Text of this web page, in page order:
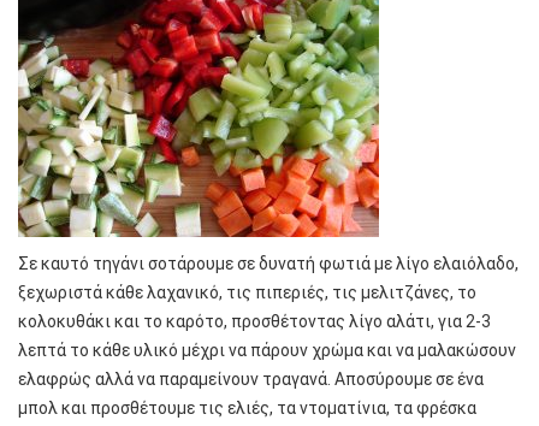
Σε καυτό τηγάνι σοτάρουμε σε δυνατή φωτιά με λίγο ελαιόλαδο,
ξεχωριστά κάθε λαχανικό, τις πιπεριές, τις μελιτζάνες, το
κολοκυθάκι και το καρότο, προσθέτοντας λίγο αλάτι, για 2-3
λεπτά το κάθε υλικό μέχρι να πάρουν χρώμα και να μαλακώσουν
ελαφρώς αλλά να παραμείνουν τραγανά. Αποσύρουμε σε ένα
μπολ και προσθέτουμε τις ελιές, τα ντοματίνια, τα φρέσκα